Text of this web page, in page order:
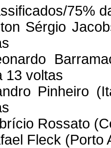
75%
Sérgio
13 voltas
Pinheiro
Rossato
Fleck